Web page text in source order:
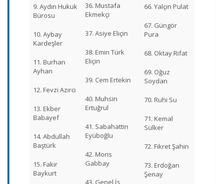
9. Aydın Hukuk
Bürosu
10. Aybay
Kardeşler
11. Burhan
Ayhan
12. Fevzi Azırcı
13. Ekber
Babayef
14. Abdullah
Baştürk
15. Fakir
Baykurt
36. Mustafa
Ekmekçi
37. Asiye Eliçin
38. Emin Türk
Eliçin
39. Cem Ertekin
40. Muhsin
Ertuğrul
41. Sabahattin
Eyüboğlu
42. Moris
Gabbay
43. Genel İş
66. Yalçın Pulat
67. Güngör
Pura
68. Oktay Rifat
69. Oğuz
Soydan
70. Ruhi Su
71. Kemal
Sülker
72. Fikret Şahin
73. Erdoğan
Şenay